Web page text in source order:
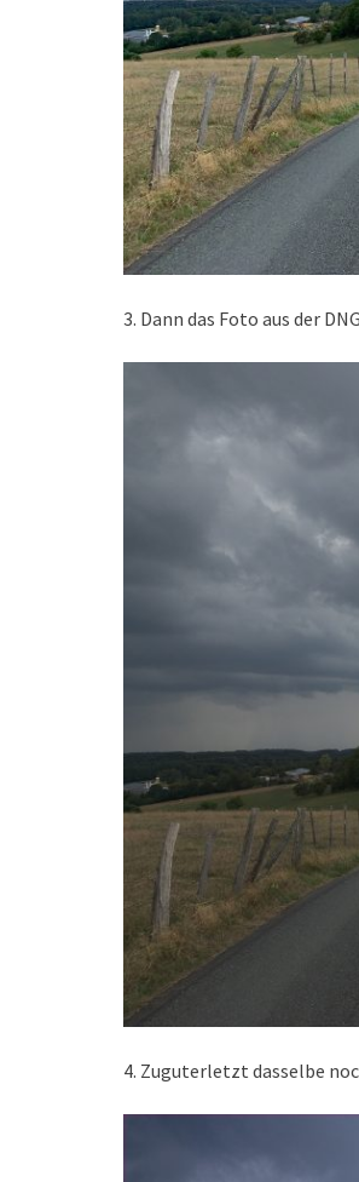
3. Dann das Foto aus der
4. Zuguterletzt dasselbe